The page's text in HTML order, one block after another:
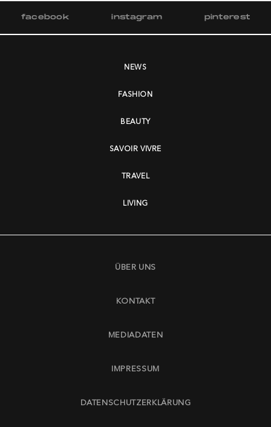
facebook instagram pinterest
NEWS
FASHION
BEAUTY
SAVOIR VIVRE
TRAVEL
LIVING
ÜBER UNS
KONTAKT
MEDIADATEN
IMPRESSUM
DATENSCHUTZERKLÄRUNG